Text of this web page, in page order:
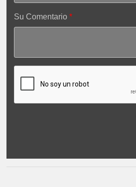
Su Comentario